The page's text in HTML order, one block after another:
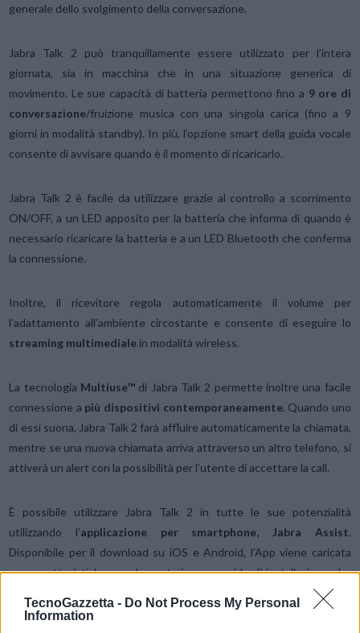
TecnoGazzetta - Do Not Process My Personal
Information
generale dello svolgimento della conversazione.
Jabra Talk 2 può tranquillamente essere utilizzato per l’intera
giornata, sia in macchina che in una situazione generica di
movimento. Le sue capacità di batteria permettono fino a 9 ore di
conversazione/fruizione musica con una singola carica (fino a 9
giorni in modalità standby). In più, l’opzione smart della guida vocale
consente di avvisare quando è il momento di ricaricarlo.
Jabra Talk 2 è facile da utilizzare grazie al controllo a scorrimento
ON/OFF, a un LED apposito per la batteria che informa di quando è
necessario ricaricare la batteria e a un LED Bluetooth che conferma
la connessione.
Inoltre, il ricevitore regola automaticamente il volume per
l’adattamento all’ambiente circostante e consente di eseguire lo
streaming multimediale in modalità wireless.
La tecnologia Multiuse™di Jabra Talk 2 permette inoltre una facile
connessione a più dispositivi contemporaneamente. Quando uno
di essi suona, Jabra Talk 2 farà affluire automaticamente la chiamata,
mentre se una nuova chiamata arriva attraverso un altro telefono, si
attiverà un alert con la possibilità per l’utente di accettare la call.
È possibile utilizzare Jabra Talk 2 in tutte le sue potenzialità
utilizzando l’applicazione per smartphone, Jabra Assist.
Disponibile per il download su iOS e Android, l’App viene caricata
con caratteristiche supplementari e una guida di installazione che
offre istruzioni step-by-step per la procedura di accoppiamento.
Consente inoltre di tenere traccia del rimanente tempo di